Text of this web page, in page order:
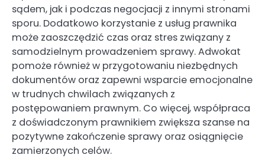
sądem, jak i podczas negocjacji z innymi stronami
sporu. Dodatkowo korzystanie z usług prawnika
może zaoszczędzić czas oraz stres związany z
samodzielnym prowadzeniem sprawy. Adwokat
pomoże również w przygotowaniu niezbędnych
dokumentów oraz zapewni wsparcie emocjonalne
w trudnych chwilach związanych z
postępowaniem prawnym. Co więcej, współpraca
z doświadczonym prawnikiem zwiększa szanse na
pozytywne zakończenie sprawy oraz osiągnięcie
zamierzonych celów.